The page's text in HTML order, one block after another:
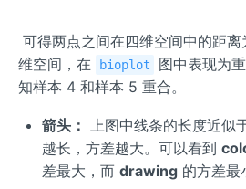
可得两点之间在四维空间中的距
维空间，在
bioplot
图中表现为
知样本 4 和样本 5 重合。
箭头： 上图中线条的长度近似
越长，方差越大。可以看到
差最大，而 drawing的方差最